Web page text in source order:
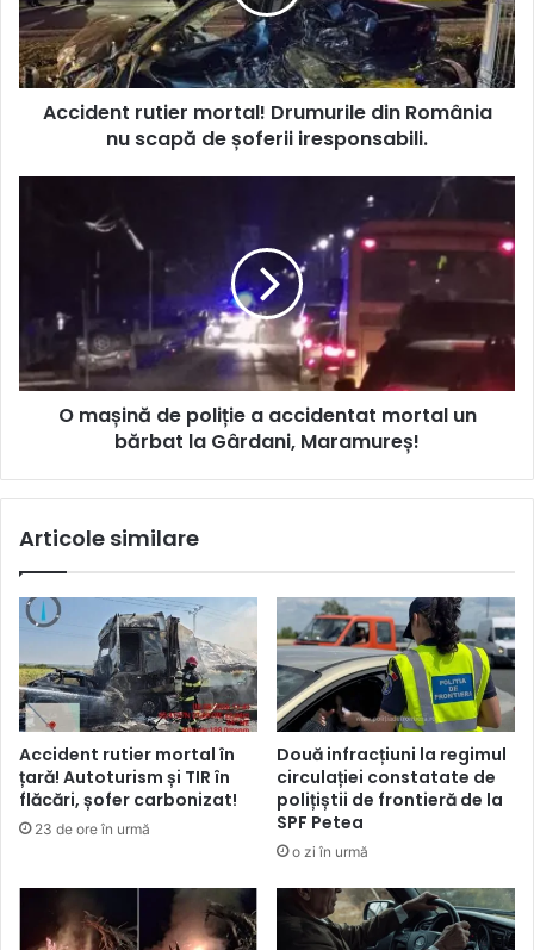
Accident rutier mortal! Drumurile din România
nu scapă de șoferii iresponsabili.
O mașină de poliție a accidentat mortal un
bărbat la Gârdani, Maramureș!
Articole similare
Accident rutier mortal în
țară! Autoturism și TIR în
flăcări, șofer carbonizat!
23 de ore în urmă
Două infracțiuni la regimul
circulației constatate de
polițiștii de frontieră de la
SPF Petea
o zi în urmă